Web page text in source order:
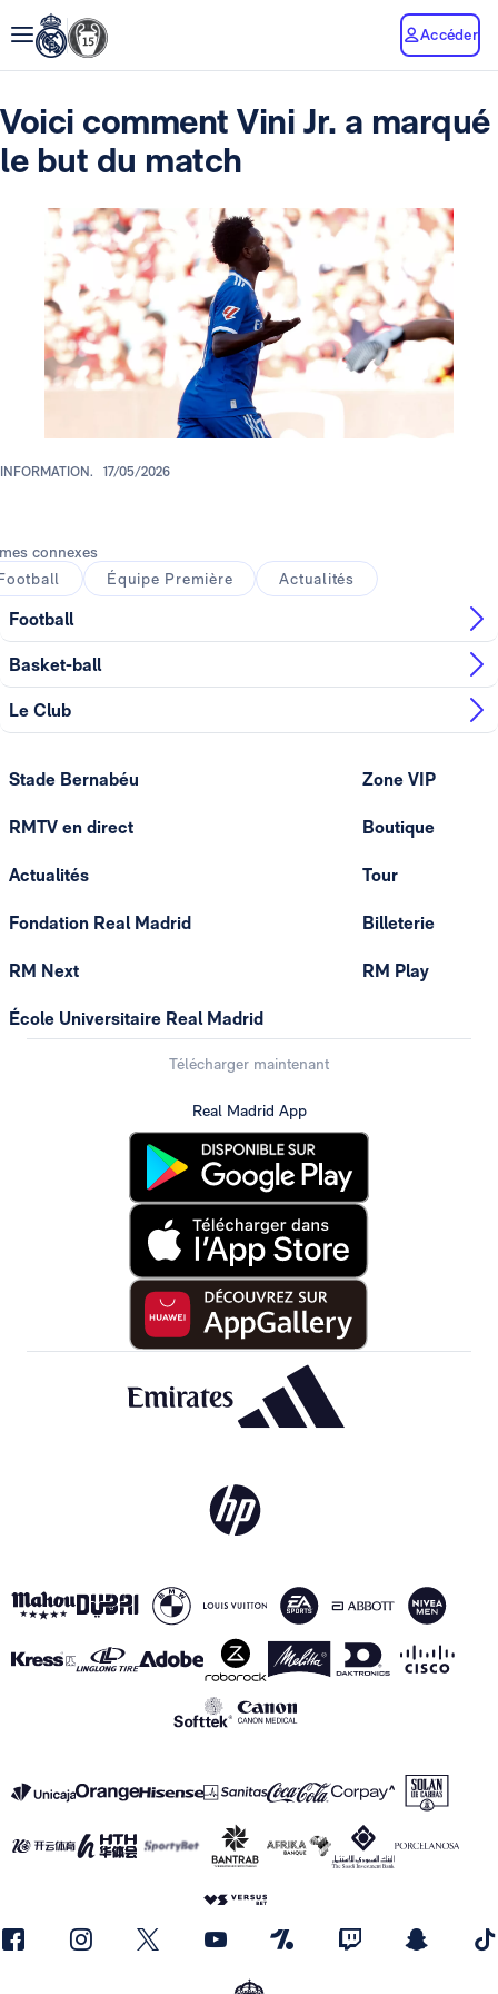
Accéder
Voici comment Vini Jr. a marqué
le but du match
INFORMATION. 17/05/2026
connexes
Équipe Première Actualités
Football
Basket-ball
Le Club
Stade Bernabéu
RMTV en direct
Actualités
Fondation Real Madrid
RM Next
École Universitaire Real Madrid
Zone VIP
Boutique
Tour
Billeterie
RM Play
Télécharger maintenant
Real Madrid App